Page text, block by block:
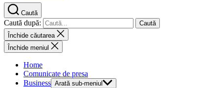
Caută
Caută după:
Închide căutarea
Închide meniul
Home
Comunicate de presa
Business Arată sub-meniul